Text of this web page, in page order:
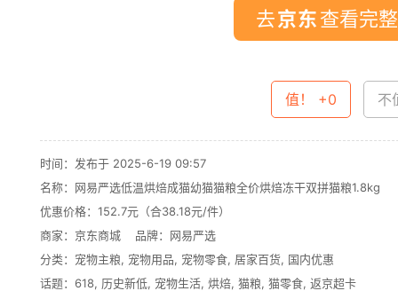
去 查看完
值！ +0 不
时间：发布于 2025-6-19 09:57
名称： 网易严选低温烘焙成猫幼猫猫粮全价烘焙冻干双拼猫粮1.8kg
优惠价格： 152.7元（合38.18元/件）
商家： 京东商城 品牌： 网易严选
分类： 宠物主粮, 宠物用品, 宠物零食, 居家百货, 国内优惠
话题： 618, 历史新低, 宠物生活, 烘焙, 猫粮, 猫零食, 返京超卡